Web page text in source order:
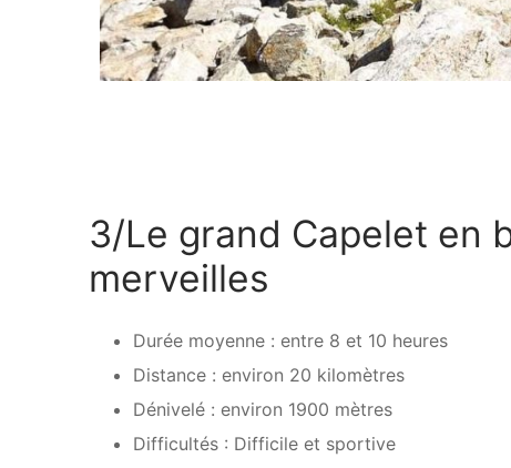
3/Le grand Capelet en
merveilles
Durée moyenne : entre 8 et 10 heures
Distance : environ 20 kilomètres
Dénivelé : environ 1900 mètres
Difficultés : Difficile et sportive